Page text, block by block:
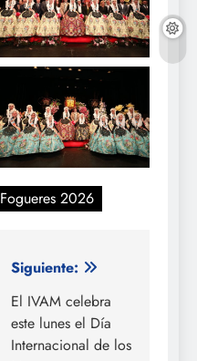
Fogueres 2026
Siguiente:
El IVAM celebra
este lunes el Día
Internacional de los